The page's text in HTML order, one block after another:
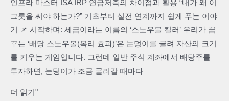
한
도
와
실
전
자
인프라 마스터 ISA IRP 연금저축의 차이점과 활용 “내가 왜 이
그릇을 써야 하는가?” 기초부터 실전 연계까지 쉽게 푸는 이야
기 📌 시작하며: 세금이라는 이름의 ‘스노우볼 킬러’ 우리가 꿈
꾸는 ‘배당 스노우볼(복리 효과)’은 눈덩이를 굴려 자산의 크기
를 키우는 게임입니다. 그런데 일반 주식 계좌에서 배당주를
투자하면, 눈덩이가 조금 굴러갈 때마다
ISA
더 읽기"